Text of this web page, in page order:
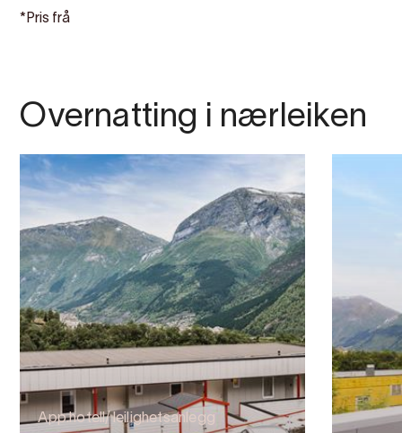
*Pris frå
Overnatting i nærleiken
App.hotell/ leilighetsanlegg